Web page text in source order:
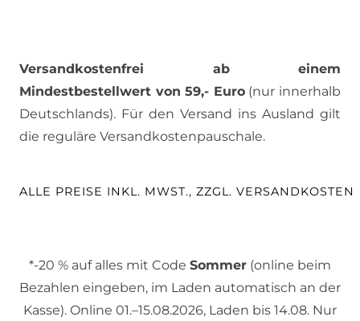
Versandkostenfrei ab einem
Mindestbestellwert von 59,- Euro(nur innerhalb
Deutschlands). Für den Versand ins Ausland gilt
die reguläre Versandkostenpauschale.
ALLE PREISE INKL. MWST., ZZGL. VERSANDKOSTEN
*-20 % auf alles mit Code Sommer (online beim
Bezahlen eingeben, im Laden automatisch an der
Kasse). Online 01.–15.08.2026, Laden bis 14.08. Nur